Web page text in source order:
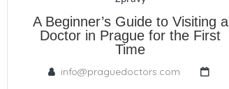
A Beginner’s Guide to Visiting a
Doctor in Prague for the First
Time
info@praguedoctors.com